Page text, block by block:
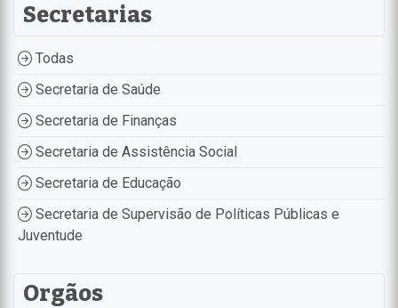
Secretarias
Todas
Secretaria de Saúde
Secretaria de Finanças
Secretaria de Assistência Social
Secretaria de Educação
Secretaria de Supervisão de Políticas Públicas e
Juventude
Orgãos